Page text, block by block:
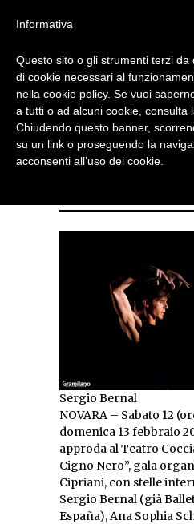
NOTIZIE DI DANZA IN ITALIA E
Luci, ombre e i
vita ne “Il
Sergio Bernal
NOVARA – Sabato 12
domenica 13 febbraio
approda al Teatro
Cigno Nero”, gala
Cipriani, con stelle
Sergio Bernal (già
España), Ana Sophia
Informativa
Questo sito o gli strumenti terzi
di cookie necessari al
nella cookie policy. Se vuoi
a tutti o ad alcuni cookie, consulta
Chiudendo questo banner,
su un link o proseguendo la
acconsenti all’uso dei cookie.